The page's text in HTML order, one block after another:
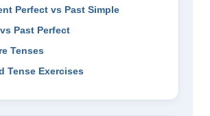
Perfect vs Past Simple
Past Perfect
Tenses
Tense Exercises